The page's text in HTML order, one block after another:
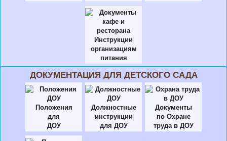
Инструкции
организациям
питания
ДОКУМЕНТАЦИЯ ДЛЯ ДЕТСКОГО САДА
Положения
для
ДОУ
Должностные
инструкции
для ДОУ
Документы
по Охране
труда в ДОУ